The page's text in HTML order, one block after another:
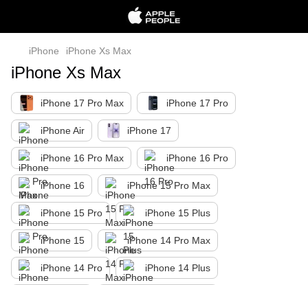
iPhone iPhone Xs Max
iPhone Xs Max
iPhone 17 Pro Max iPhone 17 Pro
iPhone Air iPhone 17
iPhone 16 Pro Max iPhone 16 Pro
iPhone 16 iPhone 15 Pro Max
iPhone 15 Pro iPhone 15 Plus
iPhone 15 iPhone 14 Pro Max
iPhone 14 Pro iPhone 14 Plus